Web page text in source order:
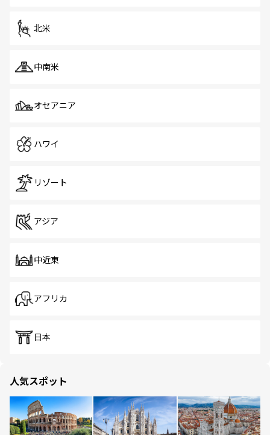
北米
中南米
オセアニア
ハワイ
リゾート
アジア
中近東
アフリカ
日本
人気スポット